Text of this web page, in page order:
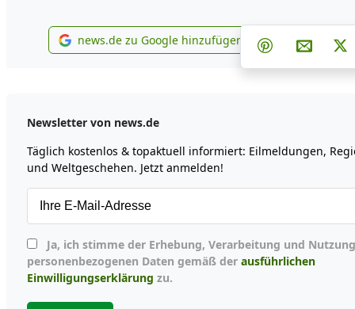
news.de zu Google hinzufügen
news.de zu Google hinzufügen Teilen auf
Teilen aufPer E-
Newsletter von news.de
Täglich kostenlos & topaktuell informiert: Eilmeldungen,
und Weltgeschehen. Jetzt anmelden!
personenbezogenen Daten gemäß der ausführlichen
Einwilligungserklärung zu.